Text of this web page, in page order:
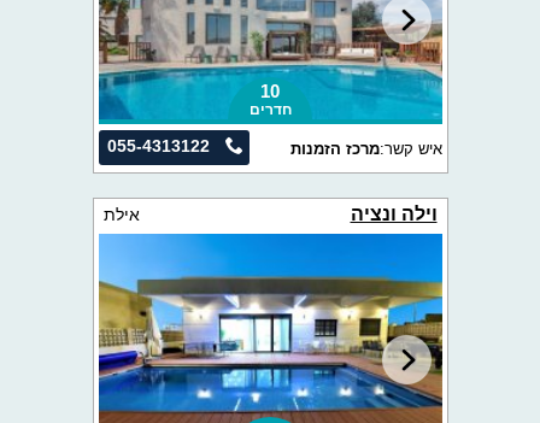
10
חדרים
055-4313122 איש קשר:מרכז הזמנות
וילה ונציה אילת